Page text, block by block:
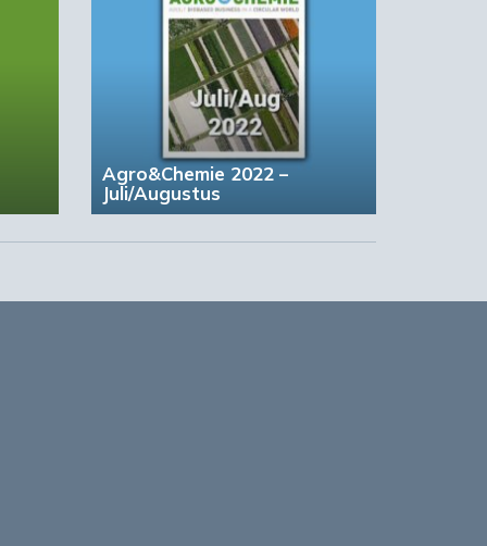
Agro&Chemie 2022 –
Juli/Augustus